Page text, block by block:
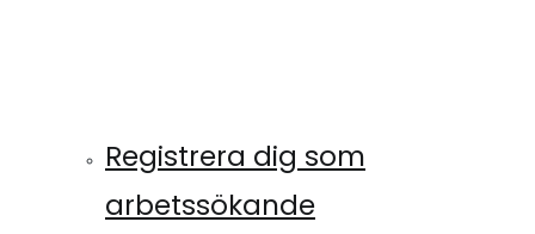
Registrera dig som
arbetssökande